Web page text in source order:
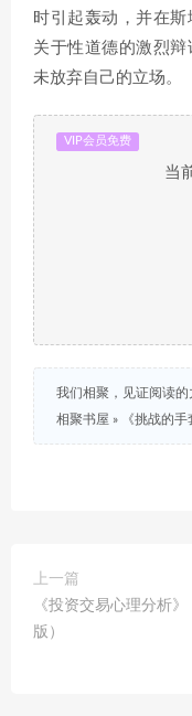
时引起轰动，并在
关于性道德的激烈
未放弃自己的立场。
VIP会员免费
当
我们相聚，见证阅读的
相聚书屋 » 《挑战的手
上一篇
《投资交易心理分析
版）